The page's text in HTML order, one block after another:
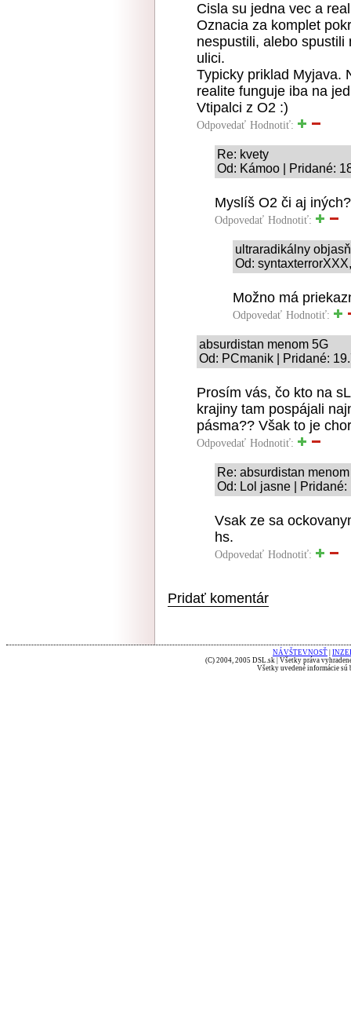
Cisla su jedna vec a
Oznacia za komplet
nespustili, alebo
ulici.
Typicky priklad Myjava.
realite funguje iba na
Vtipalci z O2 :)
Odpovedať Hodnotiť:
Re: kvety
Od: Kámoo | Pridané:
Myslíš O2 či aj iných?
Odpovedať Hodnotiť:
ultraradikálny
Od:
Možno má
Odpovedať Hodnotiť:
absurdistan menom 5G
Od: PCmanik | Pridané:
Prosím vás, čo kto na
krajiny tam pospájali
pásma?? Však to je
Odpovedať Hodnotiť:
Re: absurdistan
Od: Lol jasne |
Vsak ze sa
hs.
Odpovedať Hodnotiť:
Pridať komentár
NÁVŠTEVNOSŤ
(C) 2004, 2005 DSL.sk | Všetky práva
Všetky uvedené informácie sú